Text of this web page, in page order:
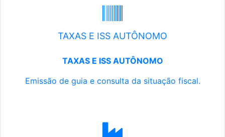
TAXAS E ISS AUTÔNOMO
TAXAS E ISS AUTÔNOMO
Emissão de guia e consulta da situação fiscal.